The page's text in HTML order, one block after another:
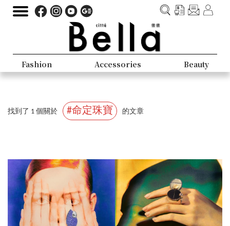
Fashion Accessories Beauty
找到了 1 個關於 #命定珠寶 的文章